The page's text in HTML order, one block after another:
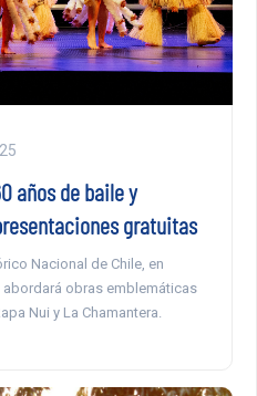
años de baile y
gratuitas
Nacional de Chile, en
obras emblemáticas
Nui y La Chamantera.